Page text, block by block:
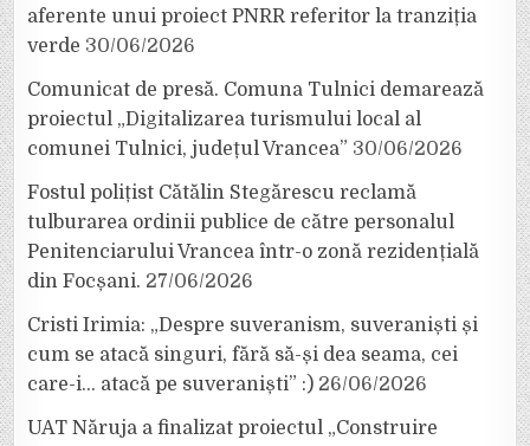
aferente unui proiect PNRR referitor la tranziția
verde 30/06/2026
Comunicat de presă. Comuna Tulnici demarează
proiectul „Digitalizarea turismului local al
comunei Tulnici, județul Vrancea” 30/06/2026
Fostul polițist Cătălin Stegărescu reclamă
tulburarea ordinii publice de către personalul
Penitenciarului Vrancea într-o zonă rezidențială
din Focșani. 27/06/2026
Cristi Irimia: „Despre suveranism, suveraniști și
cum se atacă singuri, fără să-și dea seama, cei
care-i… atacă pe suveraniști” :) 26/06/2026
UAT Năruja a finalizat proiectul „Construire